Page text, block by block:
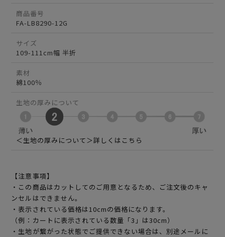
商品番号
FA-LB8290-12G
サイズ
109-111cm幅 半折
素材
綿100％
生地の厚みについて
＜生地の厚みについて＞詳しくはこちら
【注意事項】
・この商品はカットしてのご用意となるため、ご注文後のキャ
ンセルはできません。
・表示されている価格は10cmの価格になります。
（例：カートに表示されている数量「3」は30cm）
・生地が繋がった状態でご提供できない場合は、別途メールに